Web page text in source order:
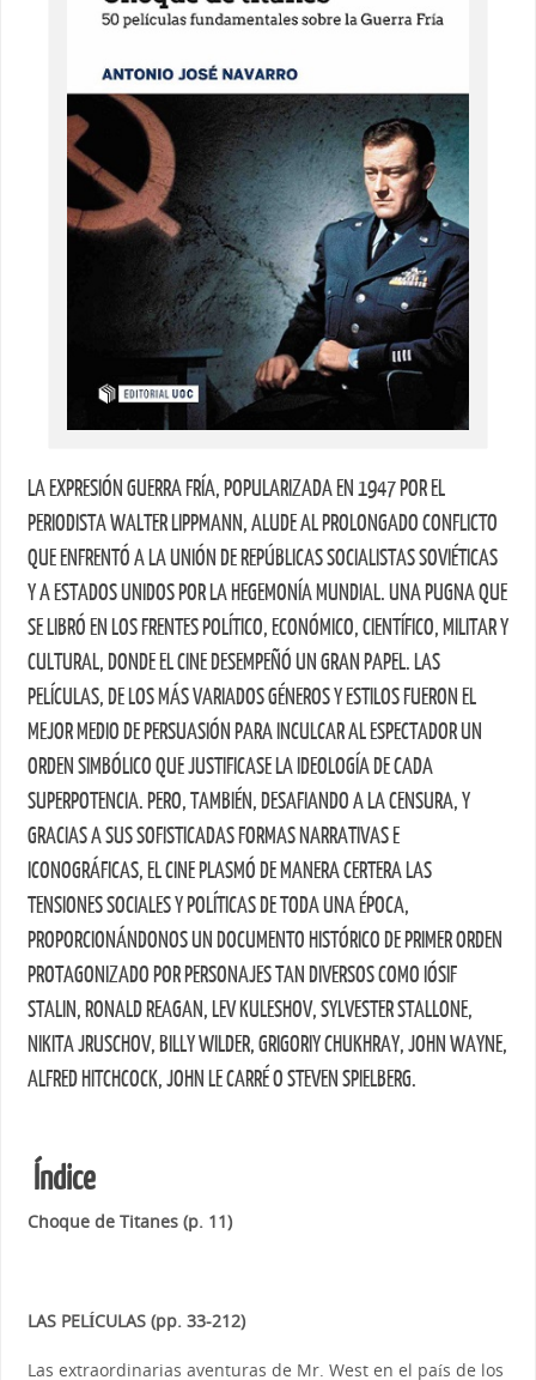
LA EXPRESIÓN GUERRA FRÍA, POPULARIZADA EN 1947 POR EL
PERIODISTA WALTER LIPPMANN, ALUDE AL PROLONGADO CONFLICTO
QUE ENFRENTÓ A LA UNIÓN DE REPÚBLICAS SOCIALISTAS SOVIÉTICAS
Y A ESTADOS UNIDOS POR LA HEGEMONÍA MUNDIAL. UNA PUGNA QUE
SE LIBRÓ EN LOS FRENTES POLÍTICO, ECONÓMICO, CIENTÍFICO, MILITAR Y
CULTURAL, DONDE EL CINE DESEMPEÑÓ UN GRAN PAPEL. LAS
PELÍCULAS, DE LOS MÁS VARIADOS GÉNEROS Y ESTILOS FUERON EL
MEJOR MEDIO DE PERSUASIÓN PARA INCULCAR AL ESPECTADOR UN
ORDEN SIMBÓLICO QUE JUSTIFICASE LA IDEOLOGÍA DE CADA
SUPERPOTENCIA. PERO, TAMBIÉN, DESAFIANDO A LA CENSURA, Y
GRACIAS A SUS SOFISTICADAS FORMAS NARRATIVAS E
ICONOGRÁFICAS, EL CINE PLASMÓ DE MANERA CERTERA LAS
TENSIONES SOCIALES Y POLÍTICAS DE TODA UNA ÉPOCA,
PROPORCIONÁNDONOS UN DOCUMENTO HISTÓRICO DE PRIMER ORDEN
PROTAGONIZADO POR PERSONAJES TAN DIVERSOS COMO IÓSIF
STALIN, RONALD REAGAN, LEV KULESHOV, SYLVESTER STALLONE,
NIKITA JRUSCHOV, BILLY WILDER, GRIGORIY CHUKHRAY, JOHN WAYNE,
ALFRED HITCHCOCK, JOHN LE CARRÉ O STEVEN SPIELBERG.
Índice
Choque de Titanes (p. 11)
LAS PELÍCULAS (pp. 33-212)
Las extraordinarias aventuras de Mr. West en el país de los